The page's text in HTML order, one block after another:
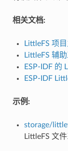
相关文档:
LittleFS 项
LittleFS 辅
ESP-IDF 的
ESP-IDF
示例:
storage/
LittleFS 文件